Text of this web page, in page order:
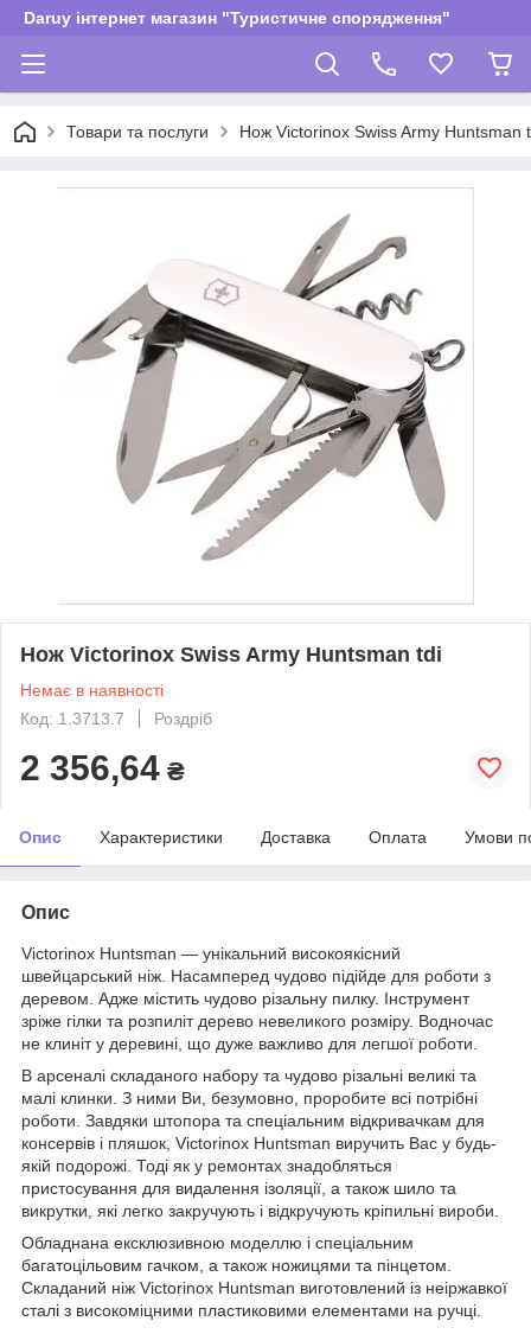
Daruy інтернет магазин "Туристичне спорядження"
Товари та послуги Нож Victorinox Swiss Army Huntsman
Нож Victorinox Swiss Army Huntsman tdi
Немає в наявності
Код: 1.3713.7
Роздріб
2 356,64 ₴
Опис Характеристики Доставка Оплата Умови
Опис
Victorinox Huntsman — унікальний високоякісний
швейцарський ніж. Насамперед чудово підійде для роботи з
деревом. Адже містить чудово різальну пилку. Інструмент
зріже гілки та розпиліт дерево невеликого розміру. Водночас
не клиніт у деревині, що дуже важливо для легшої роботи.
В арсеналі складаного набору та чудово різальні великі та
малі клинки. З ними Ви, безумовно, проробите всі потрібні
роботи. Завдяки штопора та спеціальним відкривачкам для
консервів і пляшок, Victorinox Huntsman виручить Вас у будь-
якій подорожі. Тоді як у ремонтах знадобляться
пристосування для видалення ізоляції, а також шило та
викрутки, які легко закручують і відкручують кріпильні вироби.
Обладнана ексклюзивною моделлю і спеціальним
багатоцільовим гачком, а також ножицями та пінцетом.
Складаний ніж Victorinox Huntsman виготовлений із неіржавкої
сталі з високоміцними пластиковими елементами на ручці.